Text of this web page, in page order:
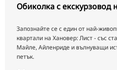
Обиколка с екскурзовод
Запознайте се с един от най-
квартали на Хановер: Лист - със
Майле, Айленриде и вълнуващи
петък.